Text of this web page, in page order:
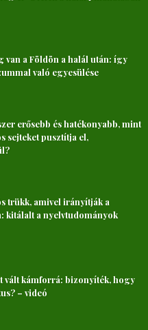
van a Földön a halál után: így
való egyesülése
erősebb és hatékonyabb, mint
sejteket pusztítja el,
trükk, amivel irányítják a
kitálalt a nyelvtudományok
vált kámforrá: bizonyíték, hogy
– videó